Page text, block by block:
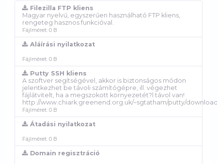
Filezilla FTP kliens
Magyar nyelvű, egyszerűen használható FTP kliens,
rengeteg hasznos funkcióval.
Fájlméret: 0 B
Aláírási nyilatkozat
Fájlméret: 0 B
Putty SSH kliens
A szoftver segítségével, akkor is biztonságos módon
jelentkezhet be távoli számítógépre, ill. végezhet
fájlátvitelt, ha a megszokott környezetét?l távol van!
http://www.chiark.greenend.org.uk/~sgtatham/putty/
Fájlméret: 0 B
Átadási nyilatkozat
Fájlméret: 0 B
Domain regisztráció